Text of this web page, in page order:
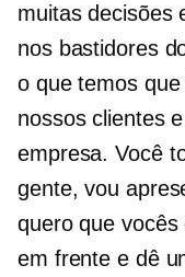
muitas decisões
nos bastidores
o que temos
nossos clientes
empresa. Você
gente, vou
quero que
em frente e dê